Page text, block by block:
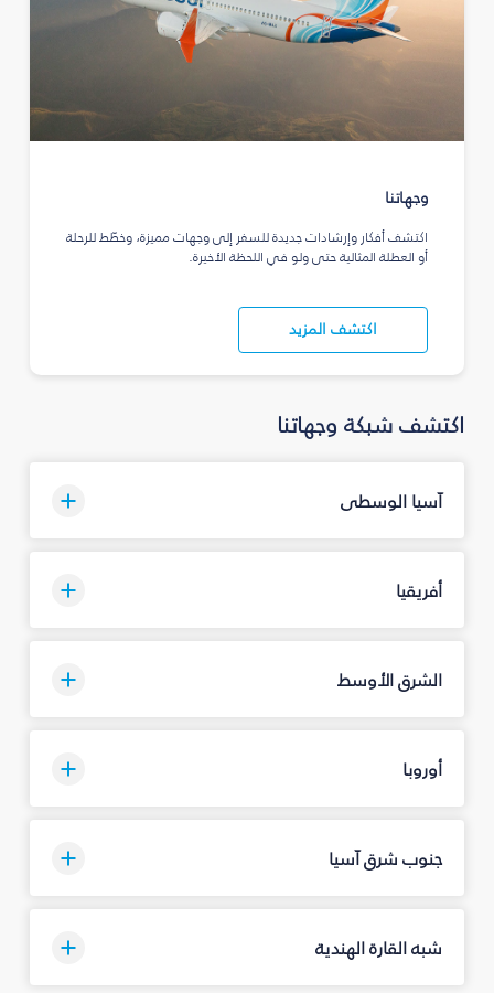
وجهاتنا
اكتشف أفكار وإرشادات جديدة للسفر إلى وجهات مميزة، وخطّط للرحلة
أو العطلة المثالية حتى ولو في اللحظة الأخيرة.
اكتشف المزيد
اكتشف شبكة وجهاتنا
آسيا الوسطى
أفريقيا
الشرق الأوسط
أوروبا
جنوب شرق آسيا
شبه القارة الهندية